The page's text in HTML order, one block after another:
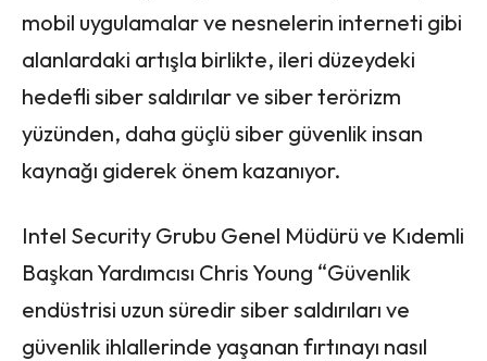
mobil uygulamalar ve nesnelerin interneti gibi
alanlardaki artışla birlikte, ileri düzeydeki
hedefli siber saldırılar ve siber terörizm
yüzünden, daha güçlü siber güvenlik insan
kaynağı giderek önem kazanıyor.
Intel Security Grubu Genel Müdürü ve Kıdemli
Başkan Yardımcısı Chris Young “Güvenlik
endüstrisi uzun süredir siber saldırıları ve
güvenlik ihlallerinde yaşanan fırtınayı nasıl